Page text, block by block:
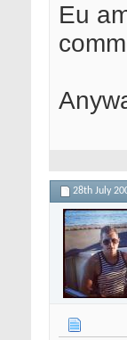
Eu
28th July